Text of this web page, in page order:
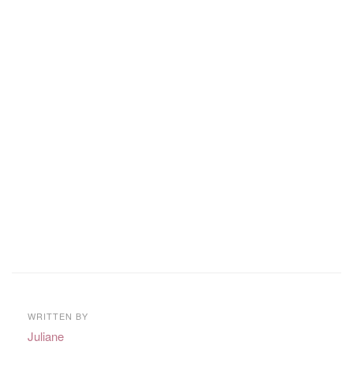
WRITTEN BY
Juliane